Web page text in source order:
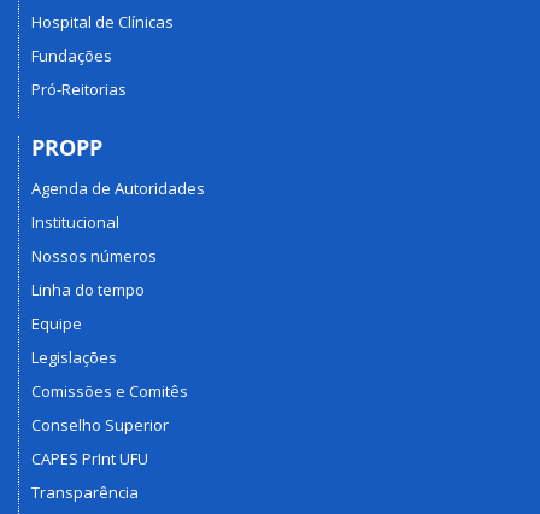
Hospital de Clínicas
Fundações
Pró-Reitorias
PROPP
Agenda de Autoridades
Institucional
Nossos números
Linha do tempo
Equipe
Legislações
Comissões e Comitês
Conselho Superior
CAPES PrInt UFU
Transparência